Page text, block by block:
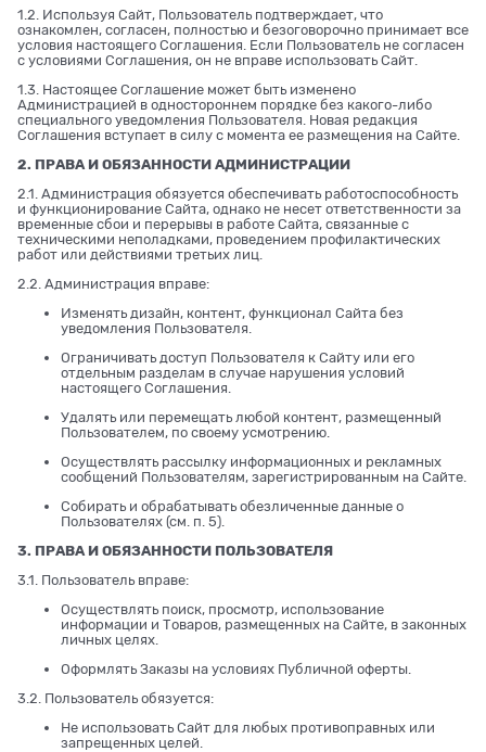
1.2. Используя Сайт, Пользователь подтверждает, что
ознакомлен, согласен, полностью и безоговорочно принимает все
условия настоящего Соглашения. Если Пользователь не согласен
с условиями Соглашения, он не вправе использовать Сайт.
1.3. Настоящее Соглашение может быть изменено
Администрацией в одностороннем порядке без какого-либо
специального уведомления Пользователя. Новая редакция
Соглашения вступает в силу с момента ее размещения на Сайте.
2. ПРАВА И ОБЯЗАННОСТИ АДМИНИСТРАЦИИ
2.1. Администрация обязуется обеспечивать работоспособность
и функционирование Сайта, однако не несет ответственности за
временные сбои и перерывы в работе Сайта, связанные с
техническими неполадками, проведением профилактических
работ или действиями третьих лиц.
2.2. Администрация вправе:
Изменять дизайн, контент, функционал Сайта без
уведомления Пользователя.
Ограничивать доступ Пользователя к Сайту или его
отдельным разделам в случае нарушения условий
настоящего Соглашения.
Удалять или перемещать любой контент, размещенный
Пользователем, по своему усмотрению.
Осуществлять рассылку информационных и рекламных
сообщений Пользователям, зарегистрированным на Сайте.
Собирать и обрабатывать обезличенные данные о
Пользователях (см. п. 5).
3. ПРАВА И ОБЯЗАННОСТИ ПОЛЬЗОВАТЕЛЯ
3.1. Пользователь вправе:
Осуществлять поиск, просмотр, использование
информации и Товаров, размещенных на Сайте, в законных
личных целях.
Оформлять Заказы на условиях Публичной оферты.
3.2. Пользователь обязуется:
Не использовать Сайт для любых противоправных или
запрещенных целей.